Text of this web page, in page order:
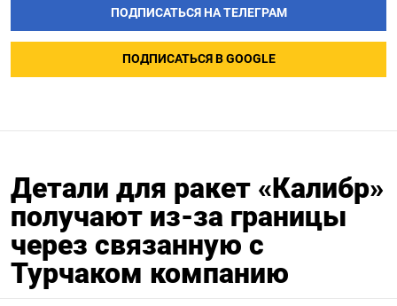
ПОДПИСАТЬСЯ НА ТЕЛЕГРАМ
ПОДПИСАТЬСЯ В GOOGLE
Детали для ракет «Калибр»
получают из-за границы
через связанную с
Турчаком компанию